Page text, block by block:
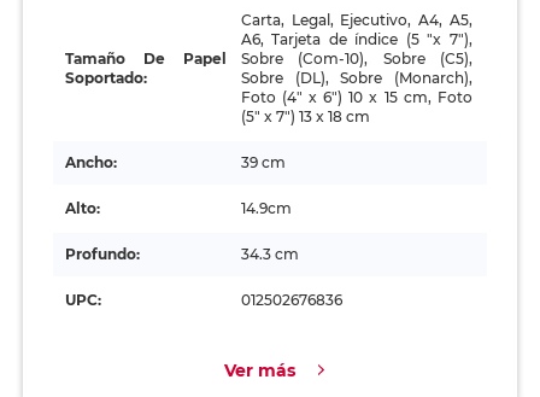
Tamaño De Papel
Soportado:
Carta, Legal, Ejecutivo, A4, A5,
A6, Tarjeta de índice (5 "x 7"),
Sobre (Com-10), Sobre (C5),
Sobre (DL), Sobre (Monarch),
Foto (4" x 6") 10 x 15 cm, Foto
(5" x 7") 13 x 18 cm
Ancho: 39 cm
Alto: 14.9cm
Profundo: 34.3 cm
UPC: 012502676836
Ver más